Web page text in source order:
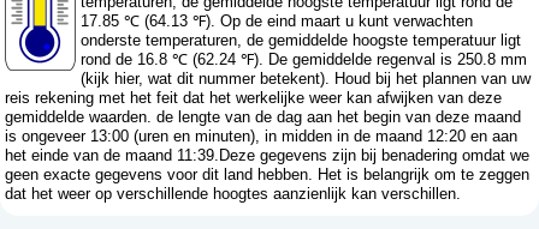
17.85 ℃ (64.13 ℉). Op de eind maart u kunt verwachten
onderste temperaturen, de gemiddelde hoogste temperatuur ligt
rond de 16.8 ℃ (62.24 ℉). De gemiddelde regenval is 250.8 mm
(kijk hier, wat dit nummer betekent). Houd bij het plannen van uw
reis rekening met het feit dat het werkelijke weer kan afwijken van deze
gemiddelde waarden. de lengte van de dag aan het begin van deze maand
is ongeveer 13:00 (uren en minuten), in midden in de maand 12:20 en aan
het einde van de maand 11:39.Deze gegevens zijn bij benadering omdat we
geen exacte gegevens voor dit land hebben. Het is belangrijk om te zeggen
dat het weer op verschillende hoogtes aanzienlijk kan verschillen.